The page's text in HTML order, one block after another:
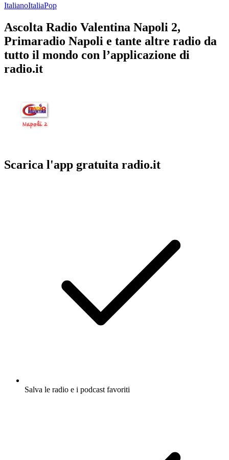
ItalianoItaliaPop
Ascolta Radio Valentina Napoli 2,
Primaradio Napoli e tante altre radio da
tutto il mondo con l’applicazione di
radio.it
Scarica l'app gratuita radio.it
Salva le radio e i podcast favoriti